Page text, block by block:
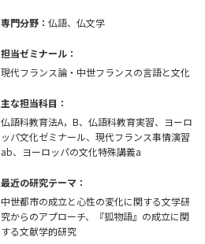
専門分野： 仏語、仏文学
担当ゼミナール：
現代フランス論・中世フランスの言語と文化
主な担当科目：
仏語科教育法A，B、仏語科教育実習、ヨーロ
ッパ文化ゼミナール、現代フランス事情演習
ab、ヨーロッパの文化特殊講義a
最近の研究テーマ：
中世都市の成立と心性の変化に関する文学研
究からのアプローチ、『狐物語』の成立に関
する文献学的研究